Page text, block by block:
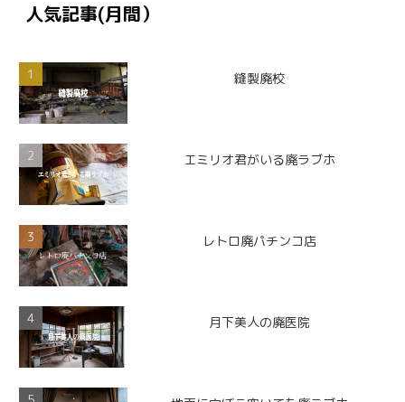
人気記事(月間）
縫製廃校
エミリオ君がいる廃ラブホ
レトロ廃パチンコ店
月下美人の廃医院